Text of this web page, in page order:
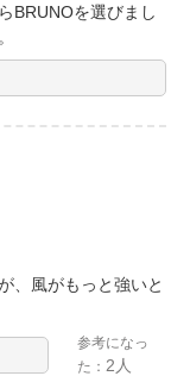
BRUNOを選びまし
、風がもっと強いと
参考になっ
た： 2人